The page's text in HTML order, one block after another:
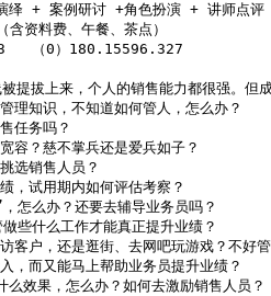
绎 + 案例研讨 +角色扮演 + 讲师点
资料费、午餐、茶点）
（0）180.15596.327
提拔上来，个人的销售能力都很强。
理知识，不知道如何管人，怎么办？
任务吗？
容？慈不掌兵还是爱兵如子？
选销售人员？
，试用期内如何评估考察？
怎么办？还要去辅导业务员吗？
些什么工作才能真正提升业绩？
客户，还是逛街、去网吧玩游戏？不好
而又能马上帮助业务员提升业绩？
效果，怎么办？如何去激励销售人员？